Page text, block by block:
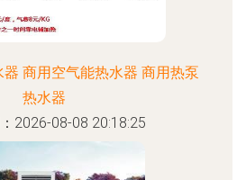
商用空气能热水器 商用热泵
热水器
2026-08-08 20:18:25